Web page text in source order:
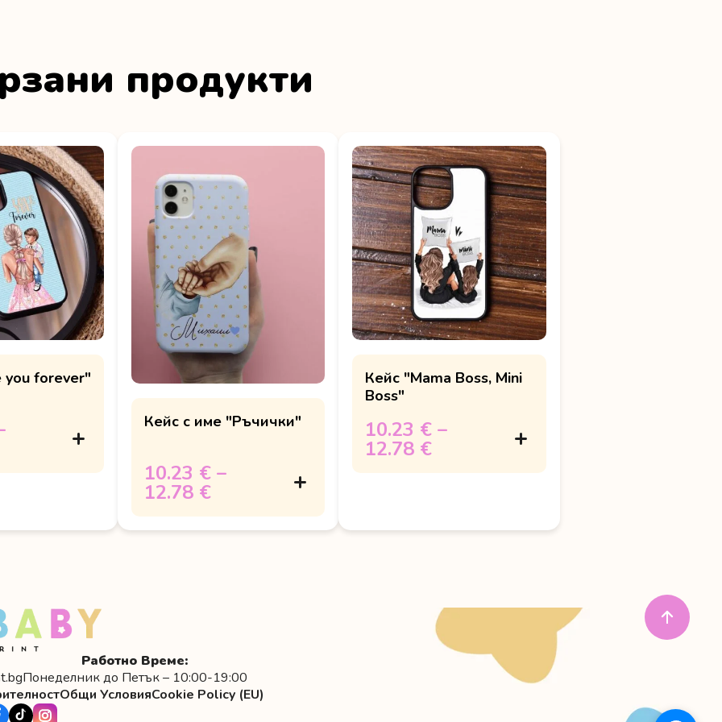
продукти
you forever"
Кейс с име "Ръчички"
10.23 € –
12.78 €
Кейс "Mama Boss, Mini
Boss"
10.23 € –
12.78 €
Работно Време:
Понеделник до Петък – 10:00-19:00
Общи УсловияCookie Policy (EU)